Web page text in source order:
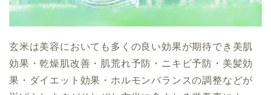
玄米は美容においても多くの良い効果が期待でき美肌
効果・乾燥肌改善・肌荒れ予防・ニキビ予防・美髪効
果・ダイエット効果・ホルモンバランスの調整などが